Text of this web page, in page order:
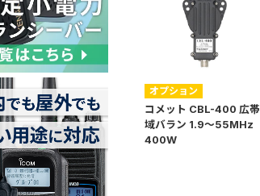
オプション
コメット CBL-400 広帯
域バラン 1.9～55MHz
400W